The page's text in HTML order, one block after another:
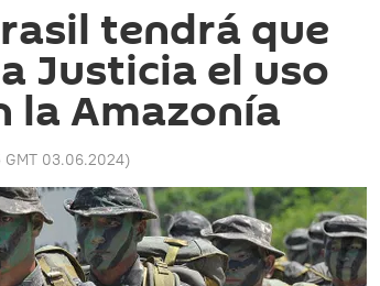
tendrá que
Justicia el uso
la Amazonía
GMT 03.06.2024)